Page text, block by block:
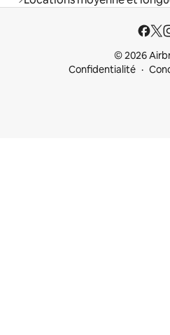
© 2026
Confidentialité